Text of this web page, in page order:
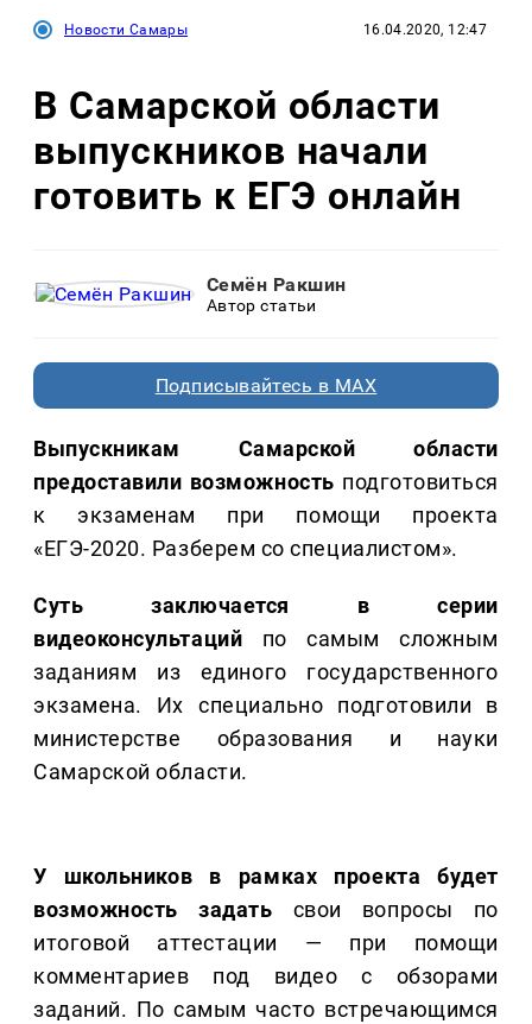
Новости Самары 16.04.2020, 12:47
В Самарской области
выпускников начали
готовить к ЕГЭ онлайн
Семён Ракшин
Автор статьи
Подписывайтесь в MAX
Выпускникам Самарской области
предоставили возможность подготовиться
к экзаменам при помощи проекта
«ЕГЭ-2020. Разберем со специалистом».
Суть заключается в серии
видеоконсультаций по самым сложным
заданиям из единого государственного
экзамена. Их специально подготовили в
министерстве образования и науки
Самарской области.
У школьников в рамках проекта будет
возможность задать свои вопросы по
итоговой аттестации — при помощи
комментариев под видео с обзорами
заданий. По самым часто встречающимся